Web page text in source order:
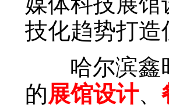
技化趋势打
哈尔滨鑫时
的展馆设计、